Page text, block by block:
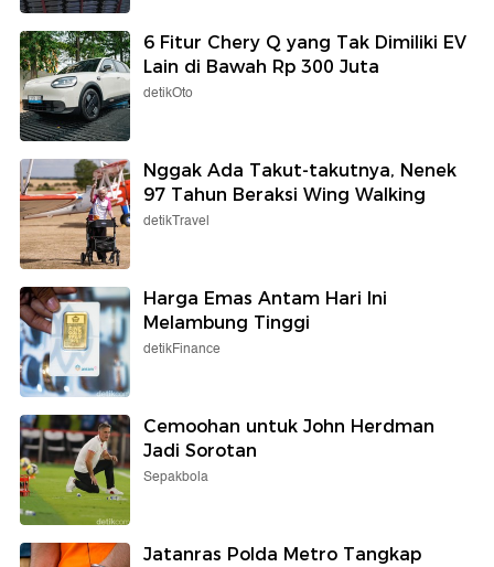
6 Fitur Chery Q yang Tak Dimiliki EV
Lain di Bawah Rp 300 Juta
detikOto
Nggak Ada Takut-takutnya, Nenek
97 Tahun Beraksi Wing Walking
detikTravel
Harga Emas Antam Hari Ini
Melambung Tinggi
detikFinance
Cemoohan untuk John Herdman
Jadi Sorotan
Sepakbola
Jatanras Polda Metro Tangkap